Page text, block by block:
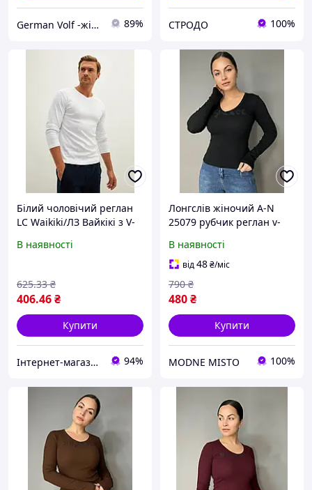
German Volf -жіночий та чоловічий одяг від виробника 89% СТРОДО 100%
Білий чоловічий реглан
LC Waikiki/ЛЗ Вайкікі з V-
В наявності
406.46₴
625.33 ₴
Купити
Інтернет-магазин "Із Туреччини з любов'ю" 94%
Лонгслів жіночий A-N
25079 рубчик реглан v-
корсетні шви one size,
чорний, one size
В наявності
від48₴/міс
480₴
790 ₴
Купити
MODNE MISTO 100%